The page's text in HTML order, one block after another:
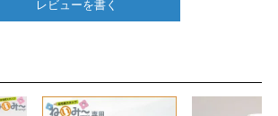
レビューを書く